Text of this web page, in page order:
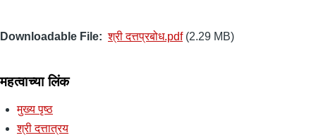
Downloadable File श्री दत्तप्रबोध.pdf (2.29 MB)
महत्वाच्या लिंक
मुख्य पृष्ठ
श्री दत्तात्रय